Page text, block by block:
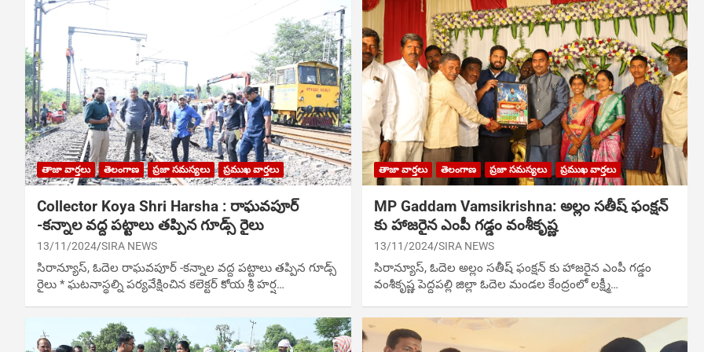
తాజా వార్తలు తెలంగాణ ప్రజా సమస్యలు ప్రముఖ వార్తలు
Collector Koya Shri Harsha : రాఘవపూర్
-కన్నాల వద్ద పట్టాలు తప్పిన గూడ్స్ రైలు
13/11/2024 SIRA NEWS
సిరాన్యూస్‌, ఓదెల రాఘవపూర్ -కన్నాల వద్ద పట్టాలు తప్పిన గూడ్స్
రైలు * ఘటనాస్థల్ని పర్యవేక్షించిన కలెక్టర్ కోయ శ్రీ హర్ష…
తాజా వార్తలు తెలంగాణ ప్రజా సమస్యలు ప్రముఖ వార్తలు
MP Gaddam Vamsikrishna: అల్లం సతీష్ ఫంక్షన్
కు హాజ‌రైన ఎంపీ గడ్డం వంశీకృష్ణ
13/11/2024 SIRA NEWS
సిరాన్యూస్‌, ఓదెల అల్లం సతీష్ ఫంక్షన్ కు హాజ‌రైన ఎంపీ గడ్డం
వంశీకృష్ణ పెద్దపల్లి జిల్లా ఓదెల మండల కేంద్రంలో లక్ష్మీ…